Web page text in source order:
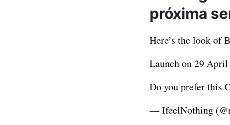
próxima
Here’s the look of
Launch on 29 April
Do you prefer this
— IfeelNothing